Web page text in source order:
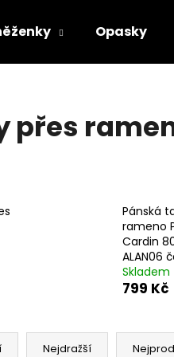
Opasky
přes
Pánská
rameno
Cardin
ALAN06
Skladem
799 Kč
Nejdražší